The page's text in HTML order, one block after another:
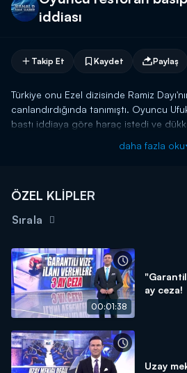
iddiası
Takip Et Kaydet Paylaş
Türkiye onu Ezel dizisinde Ramiz
canlandırdığında tanımıştı. Oyuncu
bastı iddiaya göre haraç istedi ve
Kanal D Haber, hafta içi her akşam
daha fazla oku
ÖZEL KLİPLER
Sırala
00:01:38
ay ceza!
Uzay